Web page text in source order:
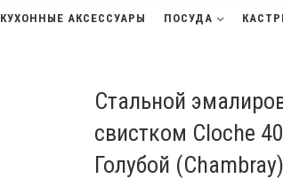
КУХОННЫЕ АКСЕССУАРЫ ПОСУДА
Стальной
свистком Cloche
Голубой (Chambray)